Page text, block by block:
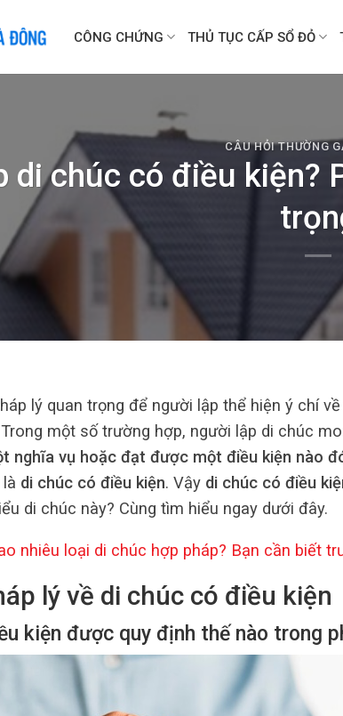
CÔNG CHỨNG THỦ TỤC CẤP SỔ ĐỎ
CÂU HỎI THƯỜNG
di chúc có điều kiện?
lý quan trọng để người lập thể hiện ý chí
một số trường hợp, người lập di chúc
nghĩa vụ hoặc đạt được một điều kiện nào
di chúc có điều kiện. Vậy di chúc có điều
di chúc này? Cùng tìm hiểu ngay dưới đây.
nhiêu loại di chúc hợp pháp? Bạn cần biết
lý về di chúc có điều kiện
kiện được quy định thế nào trong